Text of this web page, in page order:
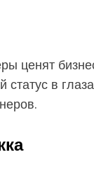
ценят
статус в